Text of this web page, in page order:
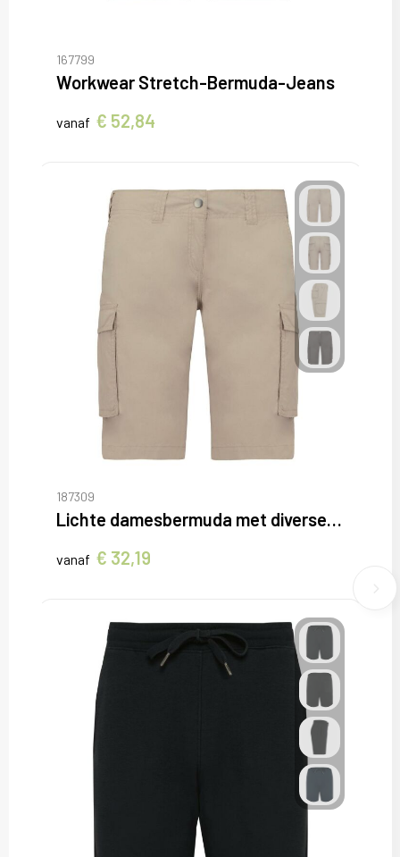
167799
Workwear Stretch-Bermuda-Jeans
vanaf € 52,84
187309
Lichte damesbermuda met diverse zakken
vanaf € 32,19